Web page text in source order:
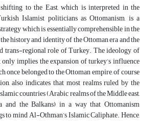
to the East, which is interpreted in the
Islamist politicians as Ottomanism, is a
which is essentially comprehensible in the
history and identity of the Ottoman era and the
trans-regional role of Turkey. The ideology of
implies the expansion of turkey’s influence
once belonged to the Ottoman empire, of course
also indicates that most realms ruled by the
countries (Arabic realms of the Middle east,
the Balkans) in a way that Ottomanism
to mind Al-Othman’s Islamic Caliphate. Hence,